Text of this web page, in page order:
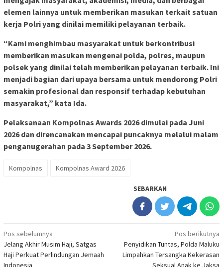
elemen lainnya untuk memberikan masukan terkait satuan
kerja Polri yang dinilai memiliki pelayanan terbaik.
“Kami menghimbau masyarakat untuk berkontribusi
memberikan masukan mengenai polda, polres, maupun
polsek yang dinilai telah memberikan pelayanan terbaik. Ini
menjadi bagian dari upaya bersama untuk mendorong Polri
semakin profesional dan responsif terhadap kebutuhan
masyarakat,” kata Ida.
Pelaksanaan Kompolnas Awards 2026 dimulai pada Juni
2026 dan direncanakan mencapai puncaknya melalui malam
penganugerahan pada 3 September 2026.
Kompolnas Kompolnas Award 2026
SEBARKAN
Navigasi
pos
Pos sebelumnya
Jelang Akhir Musim Haji, Satgas
Haji Perkuat Perlindungan Jemaah
Indonesia
Pos berikutnya
Penyidikan Tuntas, Polda Maluku
Limpahkan Tersangka Kekerasan
Seksual Anak ke Jaksa